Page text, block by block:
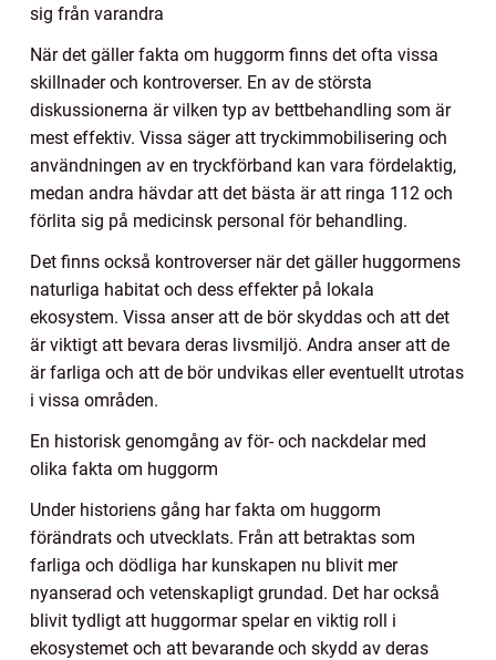
sig från varandra
När det gäller fakta om huggorm finns det ofta vissa
skillnader och kontroverser. En av de största
diskussionerna är vilken typ av bettbehandling som är
mest effektiv. Vissa säger att tryckimmobilisering och
användningen av en tryckförband kan vara fördelaktig,
medan andra hävdar att det bästa är att ringa 112 och
förlita sig på medicinsk personal för behandling.
Det finns också kontroverser när det gäller huggormens
naturliga habitat och dess effekter på lokala
ekosystem. Vissa anser att de bör skyddas och att det
är viktigt att bevara deras livsmiljö. Andra anser att de
är farliga och att de bör undvikas eller eventuellt utrotas
i vissa områden.
En historisk genomgång av för- och nackdelar med
olika fakta om huggorm
Under historiens gång har fakta om huggorm
förändrats och utvecklats. Från att betraktas som
farliga och dödliga har kunskapen nu blivit mer
nyanserad och vetenskapligt grundad. Det har också
blivit tydligt att huggormar spelar en viktig roll i
ekosystemet och att bevarande och skydd av deras